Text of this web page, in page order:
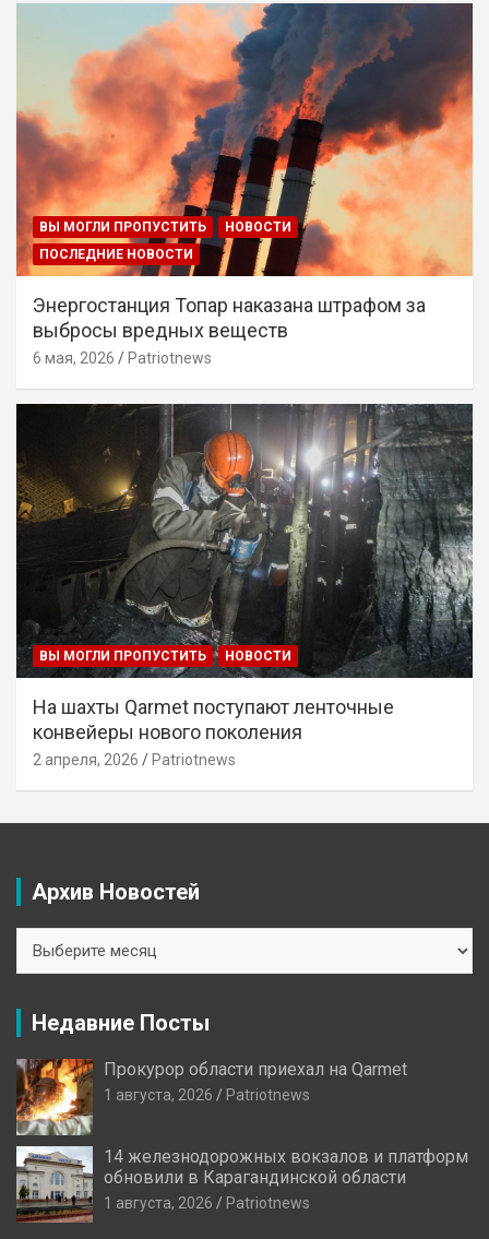
ВЫ МОГЛИ ПРОПУСТИТЬ
НОВОСТИ
ПОСЛЕДНИЕ НОВОСТИ
Энергостанция Топар наказана штрафом за
выбросы вредных веществ
6 мая, 2026 Patriotnews
ВЫ МОГЛИ ПРОПУСТИТЬ НОВОСТИ
На шахты Qarmet поступают ленточные
конвейеры нового поколения
2 апреля, 2026 Patriotnews
Архив Новостей
Новостей
Недавние Посты
Прокурор области приехал на Qarmet
1 августа, 2026 Patriotnews
14 железнодорожных вокзалов и платформ
обновили в Карагандинской области
1 августа, 2026 Patriotnews